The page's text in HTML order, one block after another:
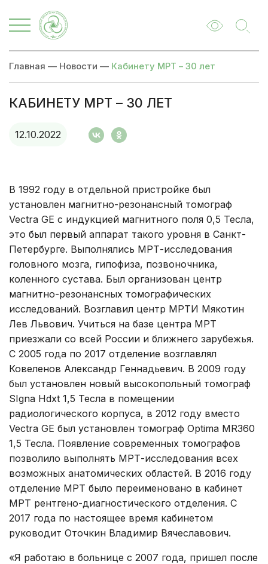
Главная — Новости — Кабинету МРТ – 30 лет
КАБИНЕТУ МРТ – 30 ЛЕТ
12.10.2022
В 1992 году в отдельной пристройке был
установлен магнитно-резонансный томограф
Vectra GE c индукцией магнитного поля 0,5 Тесла,
это был первый аппарат такого уровня в Санкт-
Петербурге. Выполнялись МРТ-исследования
головного мозга, гипофиза, позвоночника,
коленного сустава. Был организован центр
магнитно-резонансных томографических
исследований. Возглавил центр МРТИ Мякотин
Лев Львович. Учиться на базе центра МРТ
приезжали со всей России и ближнего зарубежья.
С 2005 года по 2017 отделение возглавлял
Ковеленов Александр Геннадьевич. В 2009 году
был установлен новый высокопольный томограф
SIgna Hdxt 1,5 Тесла в помещении
радиологического корпуса, в 2012 году вместо
Vectra GE был установлен томограф Optima MR360
1,5 Тесла. Появление современных томографов
позволило выполнять МРТ-исследования всех
возможных анатомических областей. В 2016 году
отделение МРТ было переименовано в кабинет
МРТ рентгено-диагностического отделения. С
2017 года по настоящее время кабинетом
руководит Оточкин Владимир Вячеславович.
«Я работаю в больнице с 2007 года, пришел после